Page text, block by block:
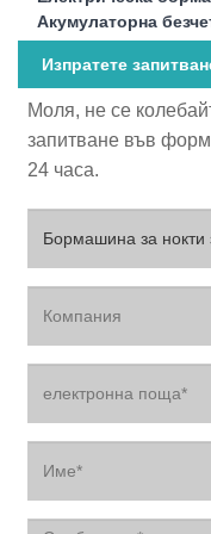
Акумулаторна
Изпратете
Моля, не се
запитване във
24 часа.